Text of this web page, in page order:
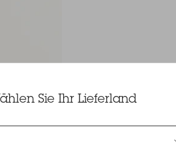
Sie Ihr Lieferland